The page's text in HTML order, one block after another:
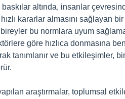
altında, insanlar
kararlar almasını sağlayan
bu normlara uyum
göre hızlıca donmasına
tanımlanır ve bu etkileşimler,
araştırmalar, toplumsal